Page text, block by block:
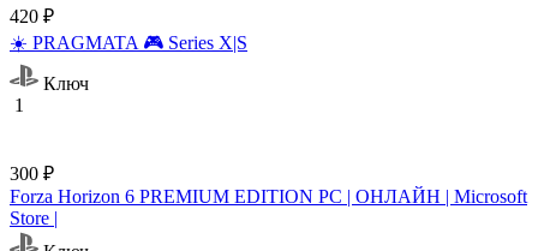
420 ₽
☀️ PRAGMATA 🎮 Series X|S
Ключ
1
300 ₽
Forza Horizon 6 PREMIUM EDITION PC | ОНЛАЙН | Microsoft
Store |